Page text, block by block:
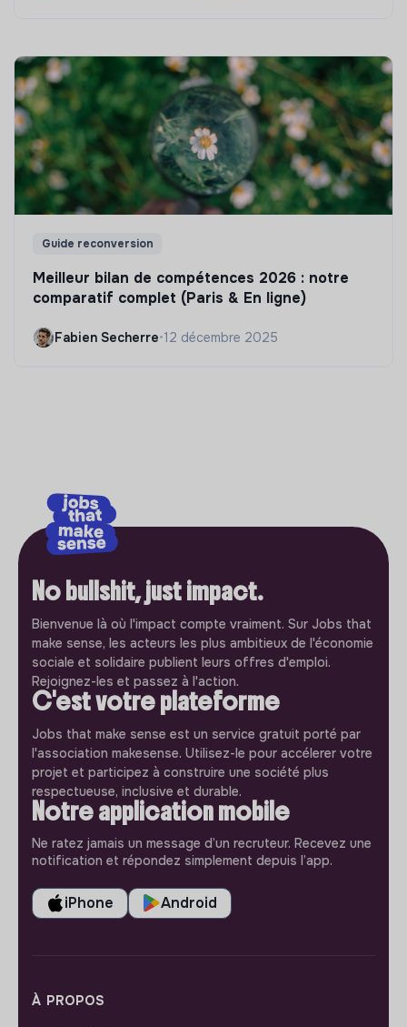
Guide reconversion
Meilleur bilan de compétences 2026 : notre
comparatif complet (Paris & En ligne)
Fabien Secherre•12 décembre 2025
No bullshit, just impact.
Bienvenue là où l'impact compte vraiment. Sur Jobs that
make sense, les acteurs les plus ambitieux de l'économie
sociale et solidaire publient leurs offres d'emploi.
Rejoignez-les et passez à l'action.
C'est votre plateforme
Jobs that make sense est un service gratuit porté par
l'association makesense. Utilisez-le pour accélerer votre
projet et participez à construire une société plus
respectueuse, inclusive et durable.
Notre application mobile
Ne ratez jamais un message d’un recruteur. Recevez une
notification et répondez simplement depuis l’app.
iPhone Android
À PROPOS